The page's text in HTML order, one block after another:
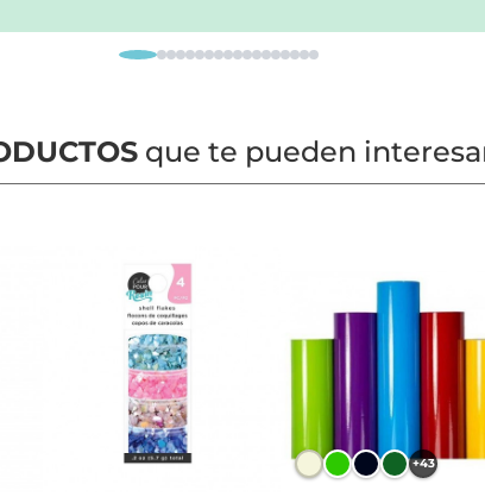
que te pueden
+43